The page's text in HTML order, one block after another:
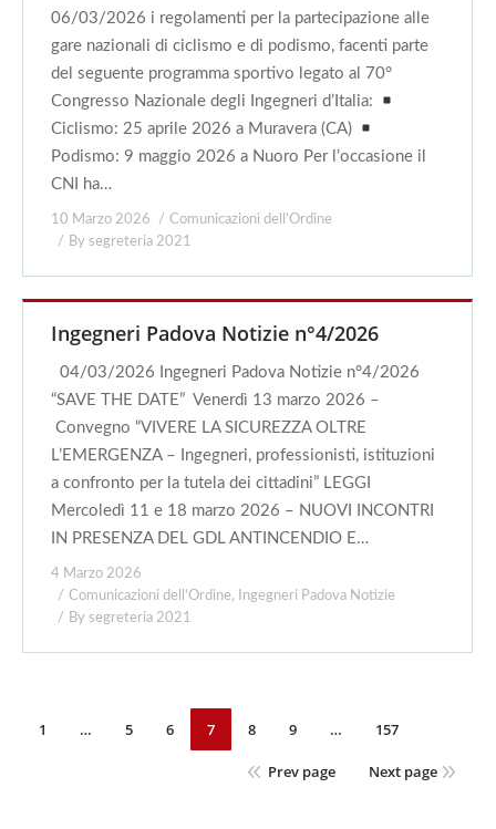
06/03/2026 i regolamenti per la partecipazione alle
gare nazionali di ciclismo e di podismo, facenti parte
del seguente programma sportivo legato al 70°
Congresso Nazionale degli Ingegneri d’Italia:
Ciclismo: 25 aprile 2026 a Muravera (CA)
Podismo: 9 maggio 2026 a Nuoro Per l’occasione il
CNI ha…
10 Marzo 2026
Comunicazioni dell'Ordine
By segreteria 2021
Ingegneri Padova Notizie n°4/2026
04/03/2026 Ingegneri Padova Notizie n°4/2026
“SAVE THE DATE” Venerdì 13 marzo 2026 –
Convegno “VIVERE LA SICUREZZA OLTRE
L’EMERGENZA – Ingegneri, professionisti, istituzioni
a confronto per la tutela dei cittadini” LEGGI
Mercoledì 11 e 18 marzo 2026 – NUOVI INCONTRI
IN PRESENZA DEL GDL ANTINCENDIO E…
4 Marzo 2026
Comunicazioni dell'Ordine,
Ingegneri Padova Notizie
By segreteria 2021
1 … 5 6 7 8 9 … 157
Prev page Next page